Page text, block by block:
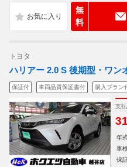
無
料
トヨタ
ハリアー 2.0 S 後期型・ワン
保証付 車両品質保証書付 購入プラン
支
年
車検
保